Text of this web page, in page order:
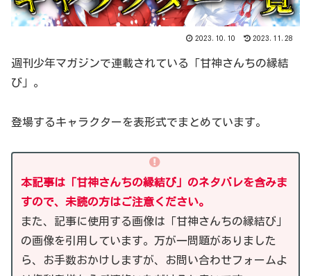
2023.10.10 2023.11.28
週刊少年マガジンで連載されている「甘神さんちの縁結
び」。
登場するキャラクターを表形式でまとめています。
本記事は「甘神さんちの縁結び」のネタバレを含みま
すので、未読の方はご注意ください。
また、記事に使用する画像は「甘神さんちの縁結び」
の画像を引用しています。万が一問題がありました
ら、お手数おかけしますが、お問い合わせフォームよ